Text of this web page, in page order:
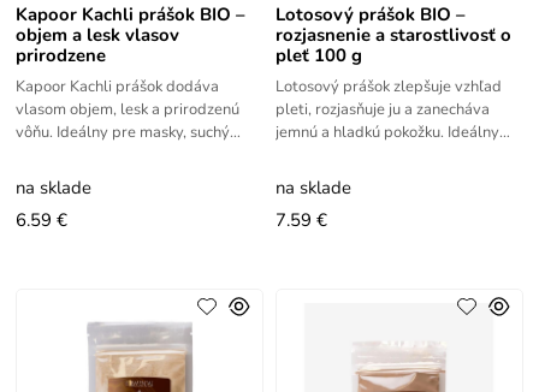
Kapoor Kachli prášok BIO –
objem a lesk vlasov
prirodzene
Kapoor Kachli prášok dodáva
vlasom objem, lesk a prirodzenú
vôňu. Ideálny pre masky, suchý
kachli prášok prirodzene podporuje
na sklade
6.59 €
Lotosový prášok BIO –
rozjasnenie a starostlivosť o
pleť 100 g
Lotosový prášok zlepšuje vzhľad
pleti, rozjasňuje ju a zanecháva
jemnú a hladkú pokožku. Ideálny
prášok je známy svojimi
na sklade
7.59 €